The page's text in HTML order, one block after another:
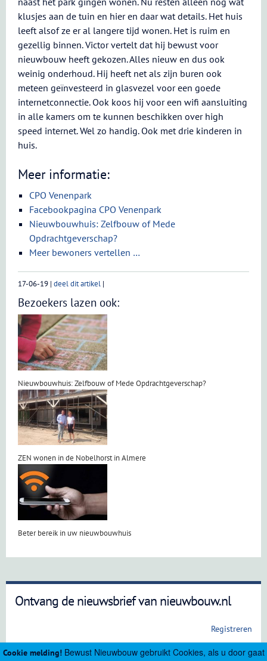
Cookie melding!Bewust Nieuwbouw gebruikt Cookies, als u door gaat
klusjes aan de tuin en hier en daar wat details. Het huis
leeft alsof ze er al langere tijd wonen. Het is ruim en
gezellig binnen. Victor vertelt dat hij bewust voor
nieuwbouw heeft gekozen. Alles nieuw en dus ook
weinig onderhoud. Hij heeft net als zijn buren ook
meteen geïnvesteerd in glasvezel voor een goede
internetconnectie. Ook koos hij voor een wifi aansluiting
in alle kamers om te kunnen beschikken over high
speed internet. Wel zo handig. Ook met drie kinderen in
huis.
Meer informatie:
CPO Venenpark
Facebookpagina CPO Venenpark
Nieuwbouwhuis: Zelfbouw of Mede
Opdrachtgeverschap?
Meer bewoners vertellen …
17-06-19 | deel dit artikel |
Bezoekers lazen ook:
Nieuwbouwhuis: Zelfbouw of Mede Opdrachtgeverschap?
ZEN wonen in de Nobelhorst in Almere
Beter bereik in uw nieuwbouwhuis
Ontvang de nieuwsbrief van nieuwbouw.nl
Registreren